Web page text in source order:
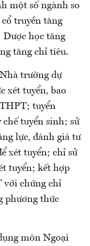
một số ngành so
truyền tăng
học tăng
tăng chỉ tiêu.
trường dự
xét tuyển, bao
tuyển
tuyển sinh; sử
lực, đánh giá tư
xét tuyển; chỉ sử
tuyển; kết hợp
với chứng chỉ
phương thức
môn Ngoại